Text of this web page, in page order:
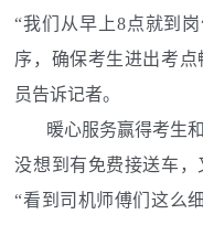
“我们从早上8点就到
序，确保考生进出考
员告诉记者。
暖心服务赢得考生和
没想到有免费接送车，
“看到司机师傅们这么